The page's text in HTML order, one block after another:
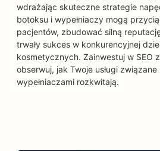
wdrażając skuteczne strategie
botoksu i wypełniaczy mogą
pacjentów, zbudować silną
trwały sukces w konkurencyjnej
kosmetycznych. Zainwestuj w SEO
obserwuj, jak Twoje usługi
wypełniaczami rozkwitają.